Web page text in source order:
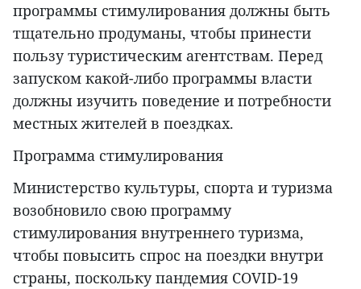
программы стимулирования должны быть
тщательно продуманы, чтобы принести
пользу туристическим агентствам. Перед
запуском какой-либо программы власти
должны изучить поведение и потребности
местных жителей в поездках.
Программа стимулирования
Министерство культуры, спорта и туризма
возобновило свою программу
стимулирования внутреннего туризма,
чтобы повысить спрос на поездки внутри
страны, поскольку пандемия COVID-19